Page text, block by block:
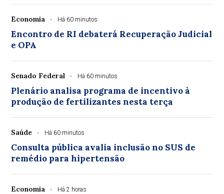
Economia Há 60 minutos
Encontro de RI debaterá Recuperação Judicial
e OPA
Senado Federal Há 60 minutos
Plenário analisa programa de incentivo à
produção de fertilizantes nesta terça
Saúde Há 60 minutos
Consulta pública avalia inclusão no SUS de
remédio para hipertensão
Economia Há 2 horas